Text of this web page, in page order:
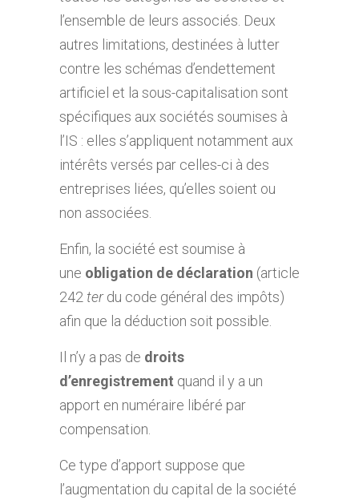
l’ensemble de leurs associés. Deux
autres limitations, destinées à lutter
contre les schémas d’endettement
artificiel et la sous-capitalisation sont
spécifiques aux sociétés soumises à
l’IS : elles s’appliquent notamment aux
intérêts versés par celles-ci à des
entreprises liées, qu’elles soient ou
non associées.
Enfin, la société est soumise à
une obligation de déclaration (article
242 terdu code général des impôts)
afin que la déduction soit possible.
Il n’y a pas de droits
d’enregistrement quand il y a un
apport en numéraire libéré par
compensation.
Ce type d’apport suppose que
l’augmentation du capital de la société